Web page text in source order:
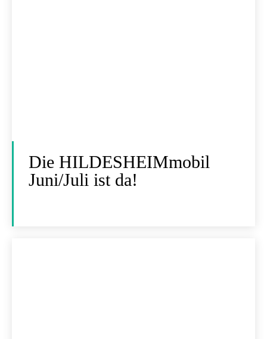
Die HILDESHEIMmobil
Juni/Juli ist da!